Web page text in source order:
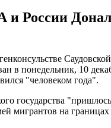
России
в понедельник, 10
"человеком года".
государства
мигрантов на